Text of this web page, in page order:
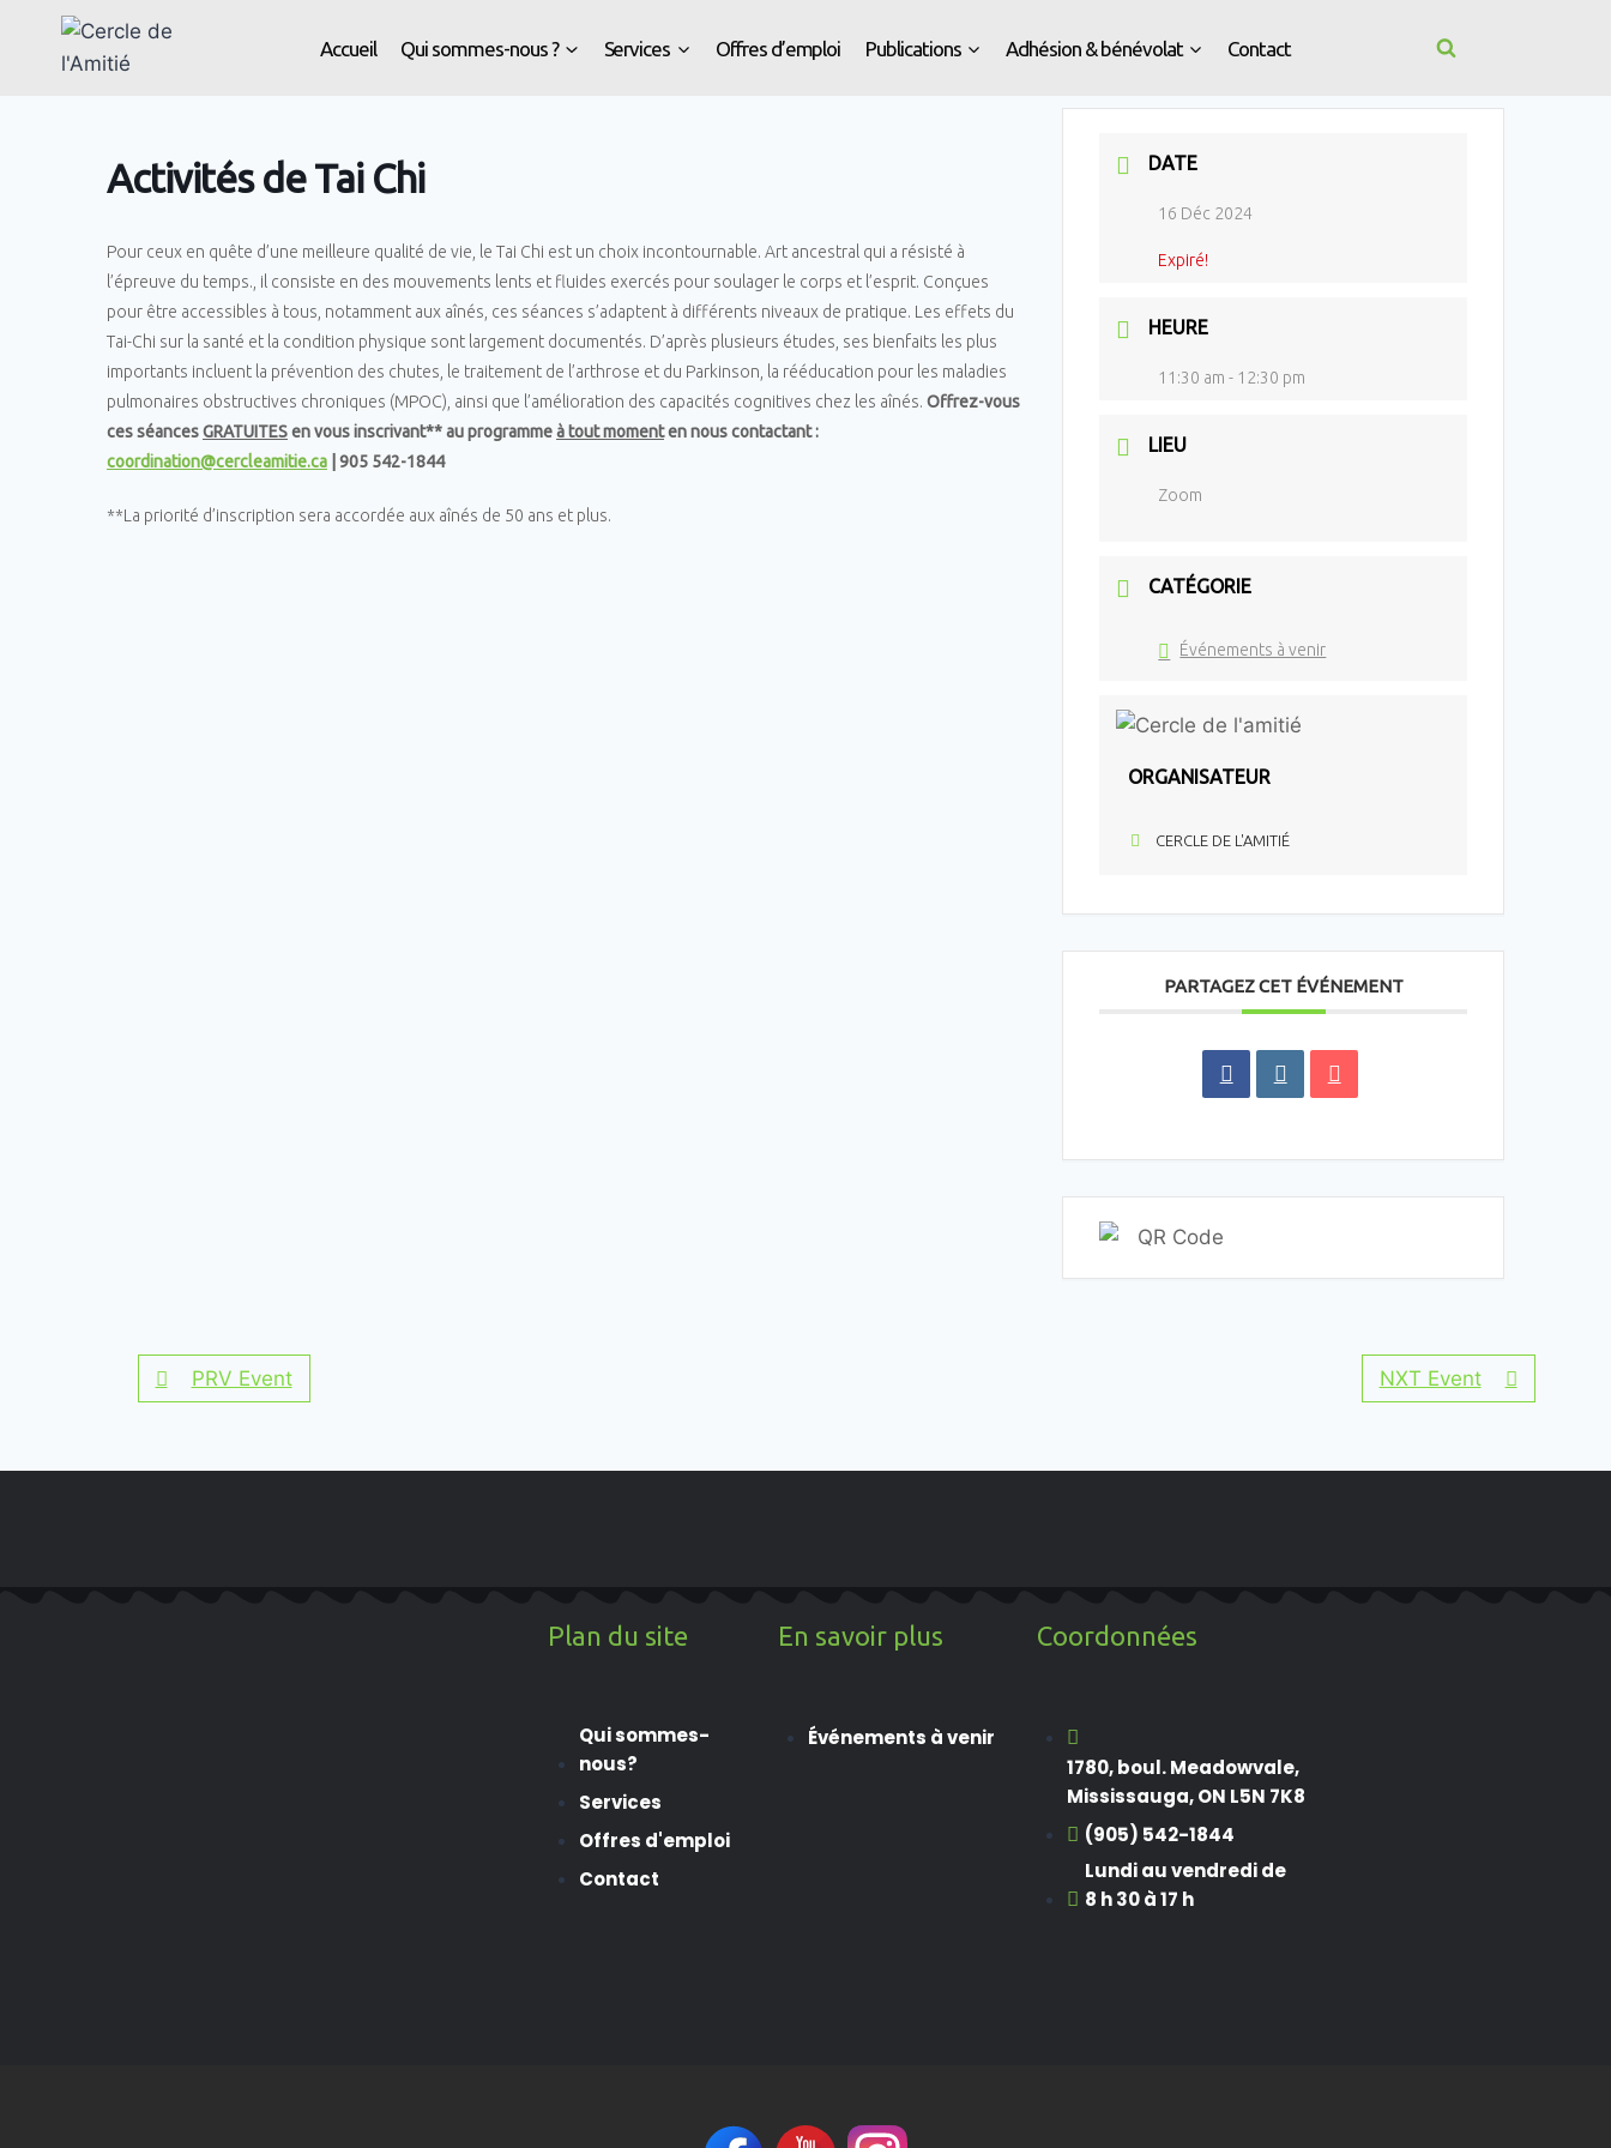
Accueil Qui sommes-nous ? Services Offres d’emploi Publications Adhésion & bénévolat Contact
Activités de Tai Chi
Pour ceux en quête d’une meilleure qualité de vie, le Tai Chi est un choix incontournable. Art ancestral qui a résisté à
l’épreuve du temps., il consiste en des mouvements lents et fluides exercés pour soulager le corps et l’esprit. Conçues
pour être accessibles à tous, notamment aux aînés, ces séances s’adaptent à différents niveaux de pratique. Les effets du
Tai-Chi sur la santé et la condition physique sont largement documentés. D’après plusieurs études, ses bienfaits les plus
importants incluent la prévention des chutes, le traitement de l’arthrose et du Parkinson, la rééducation pour les maladies
pulmonaires obstructives chroniques (MPOC), ainsi que l’amélioration des capacités cognitives chez les aînés. Offrez-vous
ces séancesGRATUITESen vous inscrivant** au programmeà tout momenten nous contactant :
coordination@cercleamitie.ca | 905 542-1844
**La priorité d’inscription sera accordée aux aînés de 50 ans et plus.
DATE
16 Déc 2024
Expiré!
HEURE
11:30 am - 12:30 pm
LIEU
Zoom
CATÉGORIE
Événements à venir
ORGANISATEUR
CERCLE DE L'AMITIÉ
PARTAGEZ CET ÉVÉNEMENT
PRV Event NXT Event
Plan du site
Qui sommes-
nous?
Services
Offres d'emploi
Contact
En savoir plus
Événements à venir
Coordonnées
1780, boul. Meadowvale,
Mississauga, ON L5N 7K8
(905) 542-1844
Lundi au vendredi de
8 h 30 à 17 h